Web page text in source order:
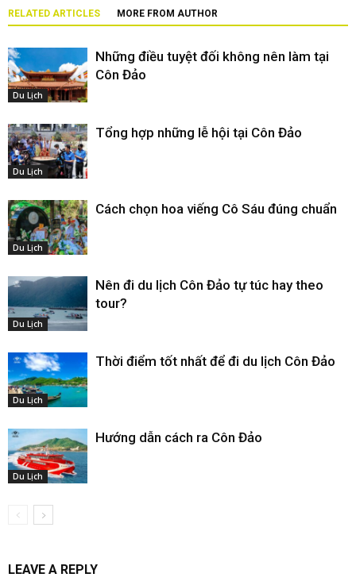
RELATED ARTICLES MORE FROM AUTHOR
Du Lịch
Những điều tuyệt đối không nên làm tại
Côn Đảo
Du Lịch
Tổng hợp những lễ hội tại Côn Đảo
Du Lịch
Cách chọn hoa viếng Cô Sáu đúng chuẩn
Du Lịch
Nên đi du lịch Côn Đảo tự túc hay theo
tour?
Du Lịch
Thời điểm tốt nhất để đi du lịch Côn Đảo
Du Lịch
Hướng dẫn cách ra Côn Đảo
LEAVE A REPLY